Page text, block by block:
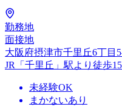
勤務地
面接地
大阪府摂津市千里丘6丁目
JR「千里丘」駅より徒歩
未経験OK
まかないあり